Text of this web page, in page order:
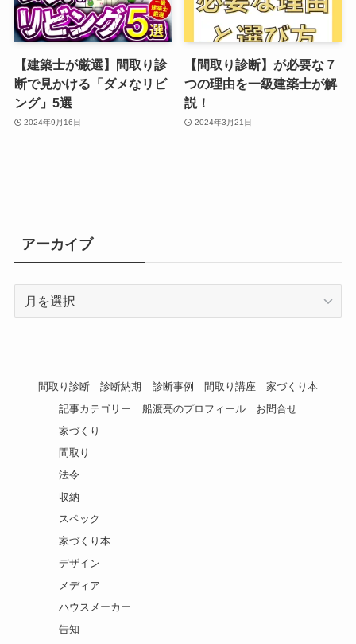
【建築士が厳選】間取り診
断で見かける「ダメなリビ
ング」5選
2024年9月16日
【間取り診断】が必要な７
つの理由を一級建築士が解
説！
2024年3月21日
アーカイブ
間取り診断 診断納期 診断事例 間取り講座
家づくり本
記事カテゴリー
家づくり
間取り
法令
収納
スペック
家づくり本
デザイン
メディア
ハウスメーカー
告知
船渡亮のプロフィール お問合せ